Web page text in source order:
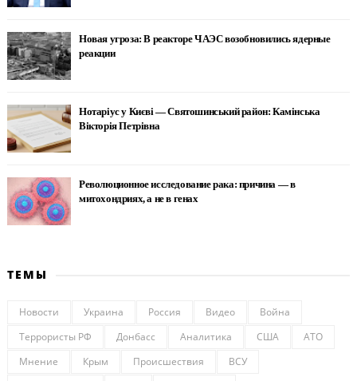
Новая угроза: В реакторе ЧАЭС возобновились ядерные
реакции
Нотаріус у Києві — Святошинський район: Камінська
Вікторія Петрівна
Революционное исследование рака: причина — в
митохондриях, а не в генах
ТЕМЫ
Новости Украина Россия Видео
Война
Террористы РФ
Донбасс Аналитика США
АТО
Мнение
Крым Происшествия
ВСУ